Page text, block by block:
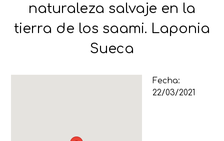
naturaleza salvaje en la
tierra de los saami. Laponia
Sueca
Fecha:
22/03/2021